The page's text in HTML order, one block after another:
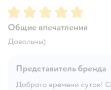
Рейтинг:5
Общие впечатления
Довольны)
Представитель бренда
Доброго времени суток!